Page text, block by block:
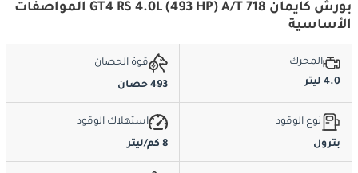
بورش كايمان 718 GT4 RS 4.0L (493 HP) A/T المواصفات
الأساسية
المحرك
4.0 ليتر
قوة الحصان
493 حصان
نوع الوقود
بترول
استهلاك الوقود
8 كم/ليتر